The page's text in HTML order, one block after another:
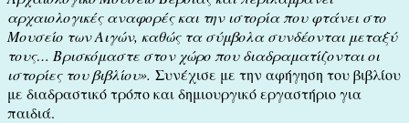
αρχαιολογικές αναφορές και την ιστορία που φτάνει στο
Μουσείο των Αιγών, καθώς τα σύμβολα συνδέονται μεταξύ
τους… Βρισκόμαστε στον χώρο που διαδραματίζονται οι
ιστορίες του βιβλίου». Συνέχισε με την αφήγηση του βιβλίου
με διαδραστικό τρόπο και δημιουργικό εργαστήριο για
παιδιά.